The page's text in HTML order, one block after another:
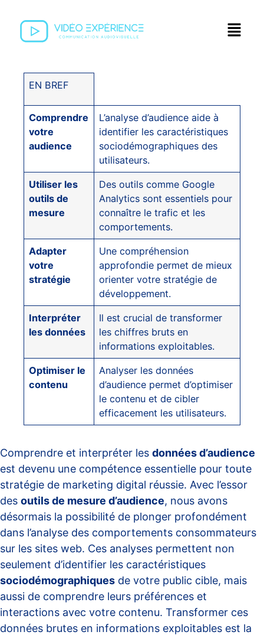
EN BREF
Comprendre
votre
audience
L’analyse d’audience aide à
identifier les caractéristiques
sociodémographiques des
utilisateurs.
Utiliser les
outils de
mesure
Des outils comme Google
Analytics sont essentiels pour
connaître le trafic et les
comportements.
Adapter
votre
stratégie
Une compréhension
approfondie permet de mieux
orienter votre stratégie de
développement.
Interpréter
les données
Il est crucial de transformer
les chiffres bruts en
informations exploitables.
Optimiser le
contenu
Analyser les données
d’audience permet d’optimiser
le contenu et de cibler
efficacement les utilisateurs.
Comprendre et interpréter les données d’audience
est devenu une compétence essentielle pour toute
stratégie de marketing digital réussie. Avec l’essor
des outils de mesure d’audience, nous avons
désormais la possibilité de plonger profondément
dans l’analyse des comportements consommateurs
sur les sites web. Ces analyses permettent non
seulement d’identifier les caractéristiques
sociodémographiques de votre public cible, mais
aussi de comprendre leurs préférences et
interactions avec votre contenu. Transformer ces
données brutes en informations exploitables est la